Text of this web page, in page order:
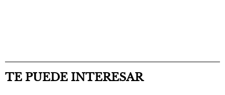
TE PUEDE INTERESAR